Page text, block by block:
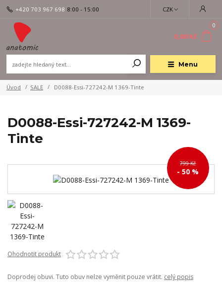
Menu
CZK
+420 703 967 698 8:00 - 15:00
0
0,00 Kč
Úvod SALE D0088-Essi-727242-M 1369-Tinte
D0088-Essi-727242-M 1369-
Tinte
799 Kč
- 50 %
Ohodnotit produkt
Doprodej obuvi. Tuto obuv nelze vyměnit pouze vrátit. celý popis